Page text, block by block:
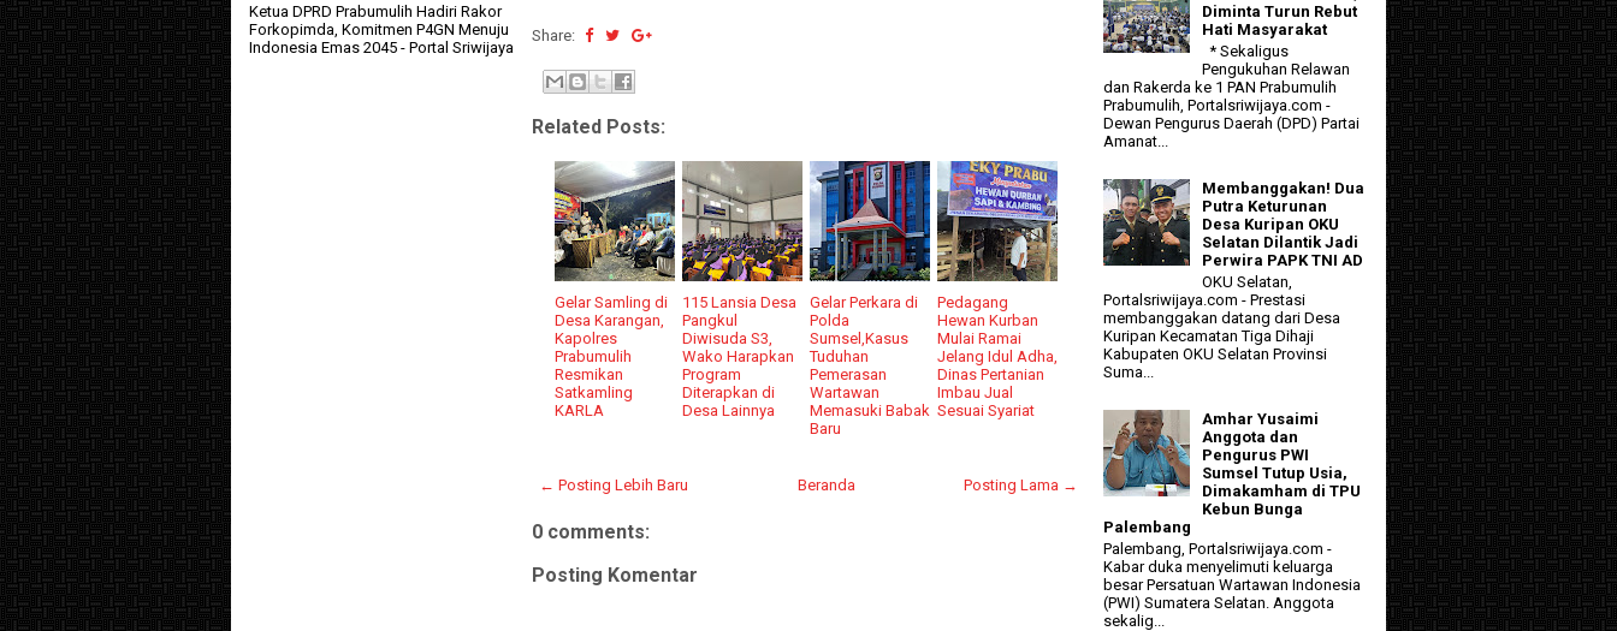
Share:
Related Posts:
Gelar Samling di
Desa Karangan,
Kapolres
Prabumulih
Resmikan
Satkamling
KARLA
115 Lansia Desa
Pangkul
Diwisuda S3,
Wako Harapkan
Program
Diterapkan di
Desa Lainnya
Gelar Perkara di
Polda
Sumsel,Kasus
Tuduhan
Pemerasan
Wartawan
Memasuki Babak
Baru
Pedagang
Hewan Kurban
Mulai Ramai
Jelang Idul Adha,
Dinas Pertanian
Imbau Jual
Sesuai Syariat
← Posting Lebih Baru Posting Lama →
Beranda
0 comments:
Posting Komentar
Ketua DPRD Prabumulih Hadiri Rakor
Forkopimda, Komitmen P4GN Menuju
Indonesia Emas 2045 - Portal Sriwijaya
Diminta Turun Rebut
Hati Masyarakat
* Sekaligus
Pengukuhan Relawan
dan Rakerda ke 1 PAN Prabumulih
Prabumulih, Portalsriwijaya.com -
Dewan Pengurus Daerah (DPD) Partai
Amanat...
Membanggakan! Dua
Putra Keturunan
Desa Kuripan OKU
Selatan Dilantik Jadi
Perwira PAPK TNI AD
OKU Selatan,
Portalsriwijaya.com - Prestasi
membanggakan datang dari Desa
Kuripan Kecamatan Tiga Dihaji
Kabupaten OKU Selatan Provinsi
Suma...
Amhar Yusaimi
Anggota dan
Pengurus PWI
Sumsel Tutup Usia,
Dimakamham di TPU
Kebun Bunga
Palembang
Palembang, Portalsriwijaya.com -
Kabar duka menyelimuti keluarga
besar Persatuan Wartawan Indonesia
(PWI) Sumatera Selatan. Anggota
sekalig...